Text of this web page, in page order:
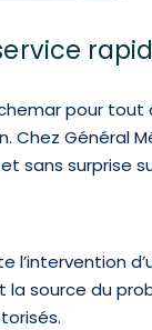
pour
Général
sans surprise
source du